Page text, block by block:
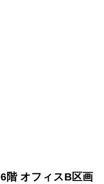
6階 オフィスB区画